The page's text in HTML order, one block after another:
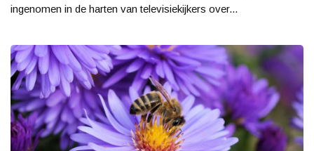
ingenomen in de harten van televisiekijkers over...